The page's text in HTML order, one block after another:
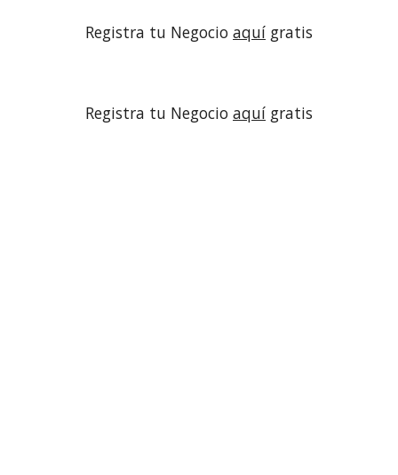
Registra tu Negocio aquí gratis
Registra tu Negocio aquí gratis